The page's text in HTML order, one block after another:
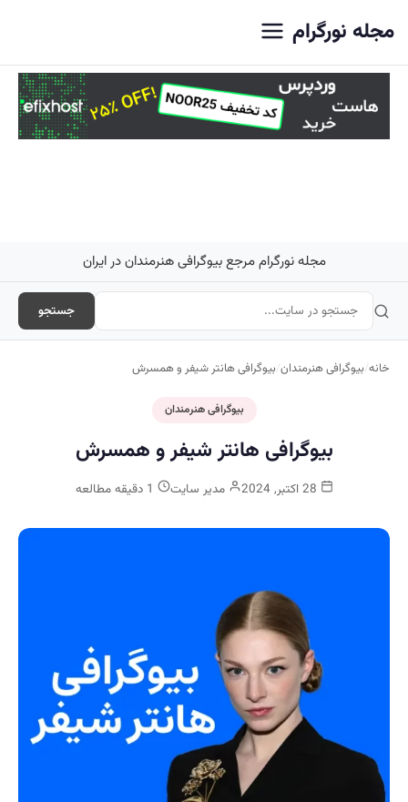
مجله نورگرام
مجله نورگرام مرجع بیوگرافی هنرمندان در ایران
جستجو
خانه/بیوگرافی هنرمندان/بیوگرافی هانتر شیفر و همسرش
بیوگرافی هنرمندان
بیوگرافی هانتر شیفر و همسرش
مدیر سایت